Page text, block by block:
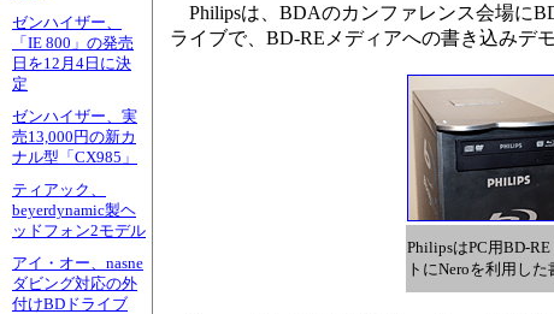
ゼンハイザー、
「IE 800」の発売
日を12月4日に決
定
ゼンハイザー、実
売13,000円の新カ
ナル型「CX985」
ティアック、
beyerdynamic製ヘ
ッドフォン2モデル
アイ・オー、nasne
ダビング対応の外
付けBDドライブ
Philipsは、BDAのカンファレンス会場に
ライブで、BD-REメディアへの書き込みデ
PhilipsはPC用BD-
トにNeroを利用し